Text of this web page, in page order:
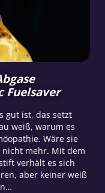
Fuelsaver
gut ist, das setzt
weiß, warum es
Wäre sie
nicht mehr. Mit dem
verhält es sich
aber keiner weiß